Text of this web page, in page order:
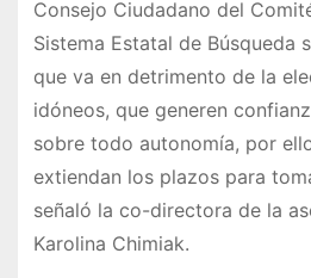
Consejo Ciudadano del
Sistema Estatal de Búsqueda
que va en detrimento de la
idóneos, que generen
sobre todo autonomía, por
extiendan los plazos para
señaló la co-directora de la
Karolina Chimiak.